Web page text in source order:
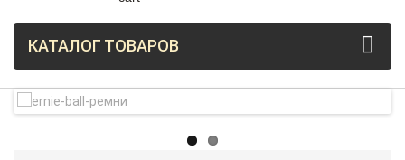
КАТАЛОГ ТОВАРОВ